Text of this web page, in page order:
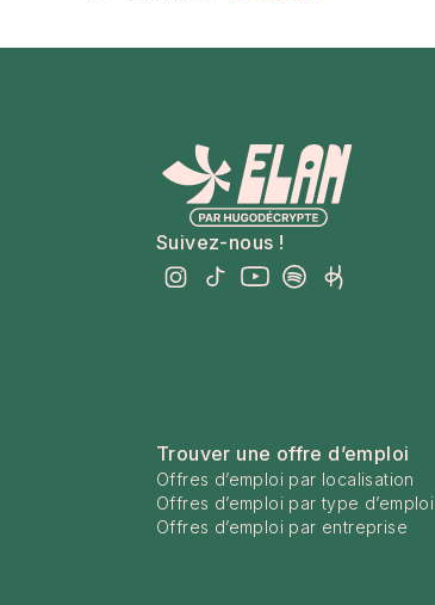
Suivez-nous !
Trouver une offre d’emploi
Offres d’emploi par localisation
Offres d’emploi par type d’emploi
Offres d’emploi par entreprise